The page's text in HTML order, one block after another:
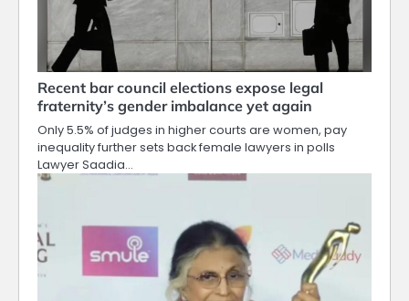
Recent bar council elections expose legal
fraternity’s gender imbalance yet again
Only 5.5% of judges in higher courts are women, pay
inequality further sets back female lawyers in polls
Lawyer Saadia…